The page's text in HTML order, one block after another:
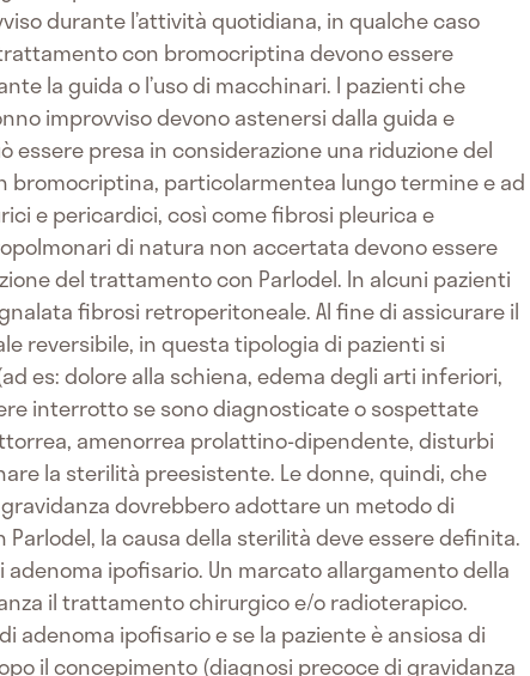
durante l’attività quotidiana, in qualche caso
con bromocriptina devono essere
la guida o l’uso di macchinari. I pazienti che
improvviso devono astenersi dalla guida e
essere presa in considerazione una riduzione del
bromocriptina, particolarmentea lungo termine e ad
e pericardici, così come fibrosi pleurica e
di natura non accertata devono essere
del trattamento con Parlodel. In alcuni pazienti
fibrosi retroperitoneale. Al fine di assicurare il
reversibile, in questa tipologia di pazienti si
es: dolore alla schiena, edema degli arti inferiori,
interrotto se sono diagnosticate o sospettate
amenorrea prolattino-dipendente, disturbi
la sterilità preesistente. Le donne, quindi, che
dovrebbero adottare un metodo di
la causa della sterilità deve essere definita.
ipofisario. Un marcato allargamento della
il trattamento chirurgico e/o radioterapico.
adenoma ipofisario e se la paziente è ansiosa di
il concepimento (diagnosi precoce di gravidanza